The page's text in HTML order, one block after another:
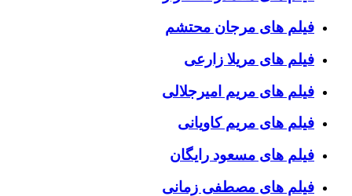
فیلم های مرجان محتشم
فیلم های مریلا زارعی
فیلم های مریم امیرجلالی
فیلم های مریم کاویانی
فیلم های مسعود رایگان
فیلم های مصطفی زمانی